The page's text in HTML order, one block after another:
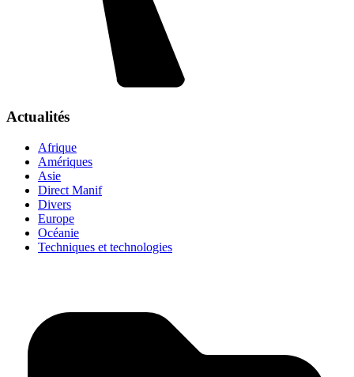
Actualités
Afrique
Amériques
Asie
Direct Manif
Divers
Europe
Océanie
Techniques et technologies